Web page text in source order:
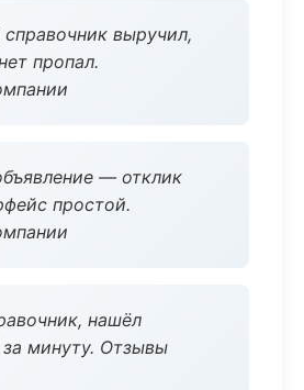
выручил,
пропал.
— отклик
простой.
нашёл
минуту. Отзывы